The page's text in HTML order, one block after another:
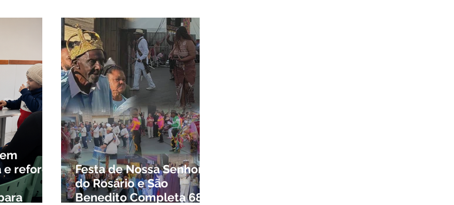
reforça
Festa de Nossa Senhora
do Rosário e São
Benedito Completa 68